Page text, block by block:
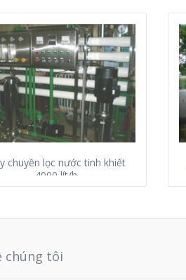
chuyền lọc nước tinh khiết
4000 lít/h
chúng tôi